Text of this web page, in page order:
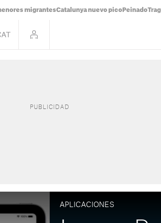
migrantesCatalunya nuevo pico Peinado
APLICACIONES